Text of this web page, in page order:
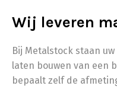
Wij leveren
Bij Metalstock staan
laten bouwen van een
bepaalt zelf de